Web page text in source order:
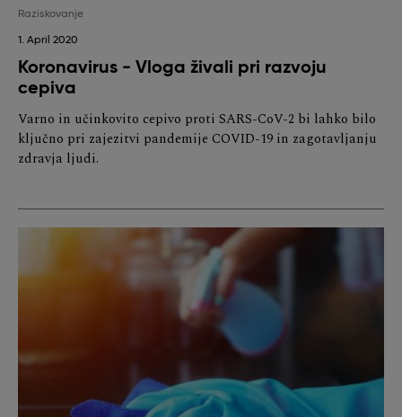
Raziskovanje
1. April 2020
Koronavirus - Vloga živali pri razvoju
cepiva
Varno in učinkovito cepivo proti SARS-CoV-2 bi lahko bilo
ključno pri zajezitvi pandemije COVID-19 in zagotavljanju
zdravja ljudi.